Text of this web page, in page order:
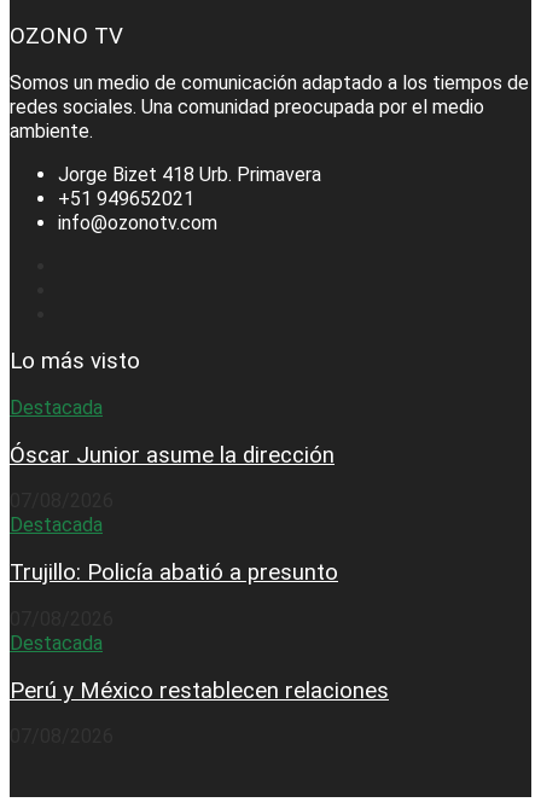
OZONO TV
Somos un medio de comunicación adaptado a los tiempos de
redes sociales. Una comunidad preocupada por el medio
ambiente.
Jorge Bizet 418 Urb. Primavera
+51 949652021
info@ozonotv.com
Lo más visto
Destacada
Óscar Junior asume la dirección
Destacada
Trujillo: Policía abatió a presunto
Destacada
Perú y México restablecen relaciones